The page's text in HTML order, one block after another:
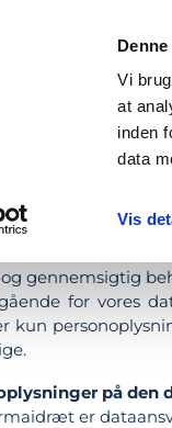
Vi
at
inden
data
Vis
OM
kampagnens
gennemsigtig
for vores
kun
på den
er